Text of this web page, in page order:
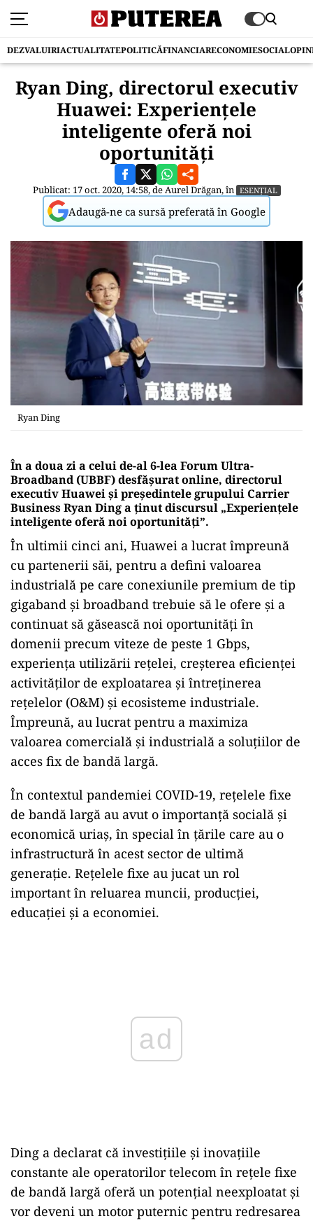
DEZVALUIRIACTUALITATEPOLITICĂFINANCIARECONOMIESOCIAL
Ryan Ding, directorul executiv
Huawei: Experiențele
inteligente oferă noi
oportunităţi
Publicat: 17 oct. 2020, 14:58, deAurel Drăgan, în ESENȚIAL
Adaugă-ne ca sursă preferată în Google
Ryan Ding
În a doua zi a celui de-al 6-lea Forum Ultra-
Broadband (UBBF) desfășurat online, directorul
executiv Huawei și președintele grupului Carrier
Business Ryan Ding a ținut discursul „Experienţele
inteligente oferă noi oportunităţi”.
În ultimii cinci ani, Huawei a lucrat împreună
cu partenerii săi, pentru a defini valoarea
industrială pe care conexiunile premium de tip
gigaband și broadband trebuie să le ofere și a
continuat să găsească noi oportunităţi în
domenii precum viteze de peste 1 Gbps,
experiența utilizării rețelei, creșterea eficienței
activităților de exploatarea și întreținerea
rețelelor (O&M) și ecosisteme industriale.
Împreună, au lucrat pentru a maximiza
valoarea comercială și industrială a soluțiilor de
acces fix de bandă largă.
În contextul pandemiei COVID-19, rețelele fixe
de bandă largă au avut o importanță socială şi
economică uriaș, în special în țările care au o
infrastructură în acest sector de ultimă
generație. Rețelele fixe ​​au jucat un rol
important în reluarea muncii, producției,
educației și a economiei.
Ding a declarat că investițiile și inovațiile
constante ale operatorilor telecom în reţele fixe
de bandă largă oferă un potențial neexploatat și
vor deveni un motor puternic pentru redresarea